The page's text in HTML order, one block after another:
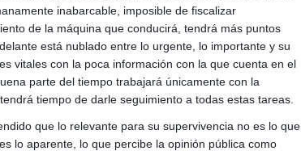
inabarcable, imposible de fiscalizar
de la máquina que conducirá, tendrá más puntos
está nublado entre lo urgente, lo importante y su
vitales con la poca información con la que cuenta en el
parte del tiempo trabajará únicamente con la
tiempo de darle seguimiento a todas estas tareas.
que lo relevante para su supervivencia no es lo que
lo aparente, lo que percibe la opinión pública como